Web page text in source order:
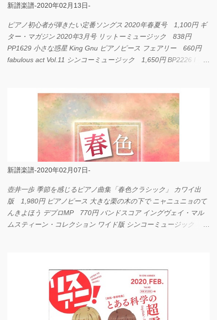
新譜楽譜-2020年02月13日-
ピアノ初心者が弾きたい定番ソングス 2020年春夏号 1,100円 ギ
ター・マガジン 2020年3月号 リットーミュージック 838円
PP1629 小さな惑星 King Gnu ピアノピース フェアリー 660円
fabulous act Vol.11 シンコーミュージック 1,650円 BP2226 I
新譜楽譜-2020年02月07日-
壺井一歩 季節を感じるピアノ曲集「春色クラシック」 カワイ出
版 1,980円 ピアノピース 大きな栗の木の下で ニャニュニョのて
んきよほう デプロMP 770円 バンドスコア イングヴェイ・マル
ムスティーン・コレクション ワイド版 シンコーミュージック